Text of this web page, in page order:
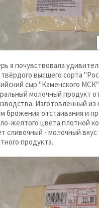
я почувствовала
твёрдого высшего сорта
сыр "Каменского
молочный продукт
Изготовленный из
брожения отстаивания и
жёлтого цвета плотной
сливочный - молочный вкус
продукта.